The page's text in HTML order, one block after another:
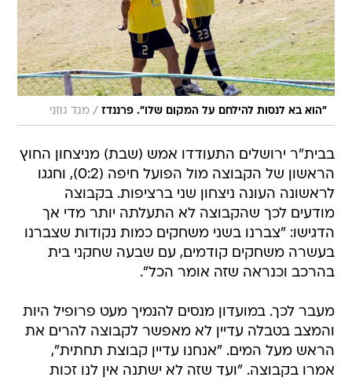
"הוא בא לנסות להילחם על המקום שלו". פרננדז / מגד גוזני
בבית"ר ירושלים התעודדו אמש (שבת) מניצחון החוץ
הראשון של הקבוצה מול הפועל חיפה (0:2), וחגגו
לראשונה העונה ניצחון שני ברציפות. בקבוצה
מודעים לכך שהקבוצה לא התעלתה יותר מדי אך
הדגישו: "צברנו בשני משחקים כמות נקודות שצברנו
בעשרה משחקים קודמים, עם שבעה שחקני בית
בהרכב וכנראה שזה אומר הכל".
מעבר לכך. במועדון מנסים להנמיך מעט פרופיל היות
והמצב בטבלה עדיין לא מאפשר לקבוצה להרים את
הראש מעל המים. "אנחנו עדיין קבוצת תחתית",
אמרו בקבוצה. "ועד שזה לא ישתנה אין לנו זכות